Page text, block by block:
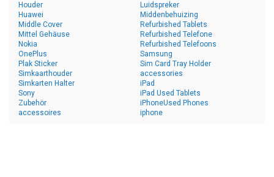
Houder
Huawei
Luidspreker
Middenbehuizing
Middle Cover
Mittel Gehäuse
Nokia
OnePlus
Plak Sticker
Refurbished Tablets
Refurbished Telefone
Refurbished Telefoons
Samsung
Sim Card Tray Holder
Simkaarthouder
Simkarten Halter
Sony
Zubehör
accessoires
accessories
iPad
iPad Used Tablets
iPhoneUsed Phones
iphone